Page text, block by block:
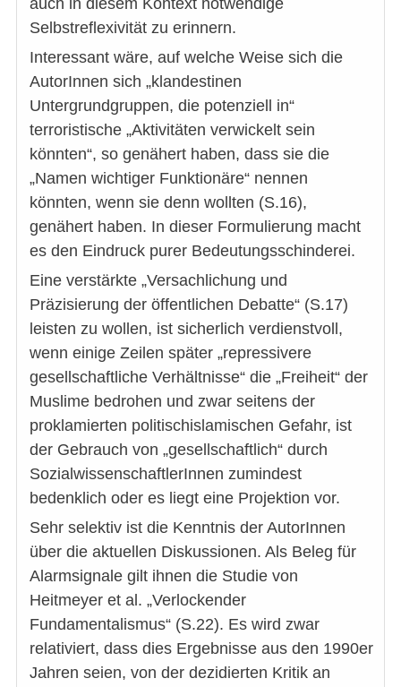
auch in diesem Kontext notwendige
Selbstreflexivität zu erinnern.
Interessant wäre, auf welche Weise sich die
AutorInnen sich „klandestinen
Untergrundgruppen, die potenziell in“
terroristische „Aktivitäten verwickelt sein
könnten“, so genähert haben, dass sie die
„Namen wichtiger Funktionäre“ nennen
könnten, wenn sie denn wollten (S.16),
genähert haben. In dieser Formulierung macht
es den Eindruck purer Bedeutungsschinderei.
Eine verstärkte „Versachlichung und
Präzisierung der öffentlichen Debatte“ (S.17)
leisten zu wollen, ist sicherlich verdienstvoll,
wenn einige Zeilen später „repressivere
gesellschaftliche Verhältnisse“ die „Freiheit“ der
Muslime bedrohen und zwar seitens der
proklamierten politischislamischen Gefahr, ist
der Gebrauch von „gesellschaftlich“ durch
SozialwissenschaftlerInnen zumindest
bedenklich oder es liegt eine Projektion vor.
Sehr selektiv ist die Kenntnis der AutorInnen
über die aktuellen Diskussionen. Als Beleg für
Alarmsignale gilt ihnen die Studie von
Heitmeyer et al. „Verlockender
Fundamentalismus“ (S.22). Es wird zwar
relativiert, dass dies Ergebnisse aus den 1990er
Jahren seien, von der dezidierten Kritik an